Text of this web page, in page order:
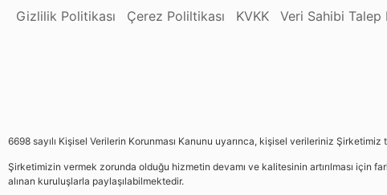
Gizlilik Politikası Çerez Poliltikası KVKK Veri Sahibi Talep
6698 sayılı Kişisel Verilerin Korunması Kanunu uyarınca, kişisel verileriniz Şirketimiz
Şirketimizin vermek zorunda olduğu hizmetin devamı ve kalitesinin artırılması için
alınan kuruluşlarla paylaşılabilmektedir.